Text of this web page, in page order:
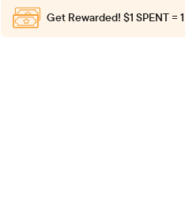
Get Rewarded! $1 SPENT =